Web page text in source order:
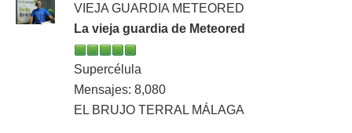
VIEJA GUARDIA METEORED
La vieja guardia de Meteored
Supercélula
Mensajes: 8,080
EL BRUJO TERRAL MÁLAGA